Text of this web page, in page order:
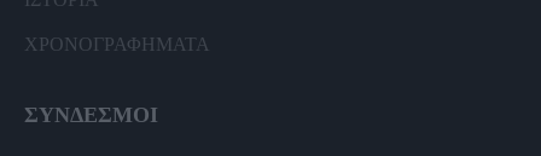
ΧΡΟΝΟΓΡΑΦΗΜΑΤΑ
ΣΥΝΔΕΣΜΟΙ